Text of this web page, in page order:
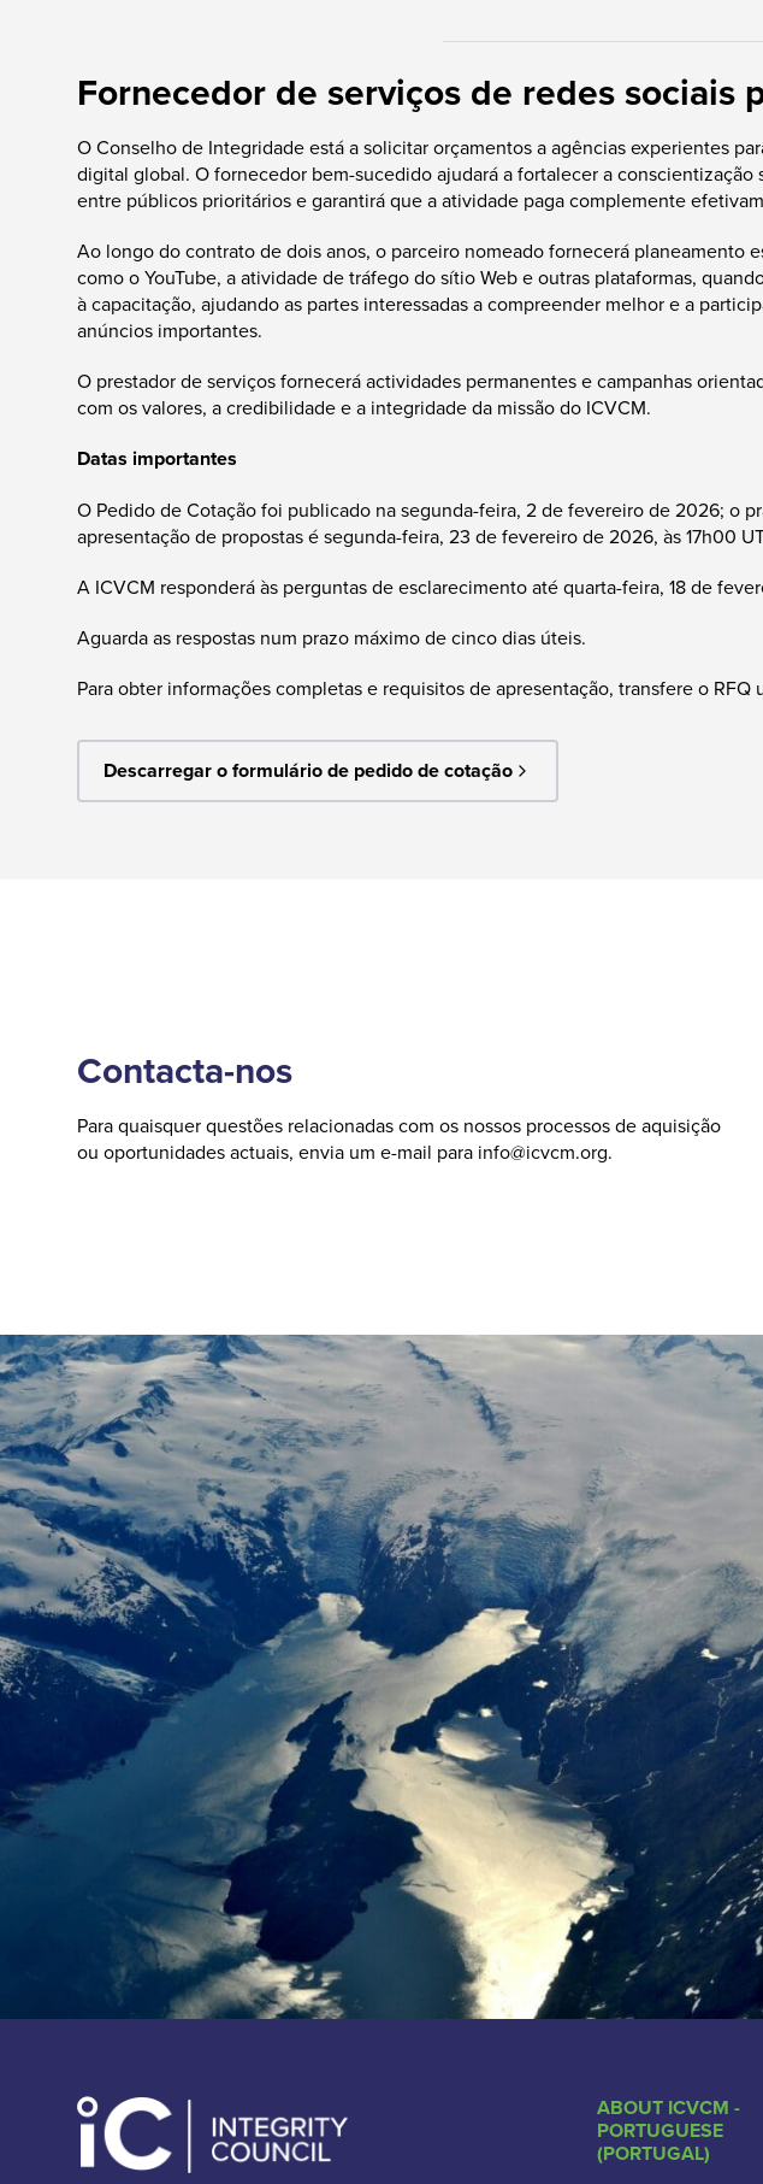
Fornecedor de serviços de redes sociais
O Conselho de Integridade está a solicitar orçamentos a agências experientes
digital global. O fornecedor bem-sucedido ajudará a fortalecer a conscientização
entre públicos prioritários e garantirá que a atividade paga complemente
Ao longo do contrato de dois anos, o parceiro nomeado fornecerá planeamento
como o YouTube, a atividade de tráfego do sítio Web e outras plataformas,
à capacitação, ajudando as partes interessadas a compreender melhor e a
anúncios importantes.
O prestador de serviços fornecerá actividades permanentes e campanhas
com os valores, a credibilidade e a integridade da missão do ICVCM.
Datas importantes
O Pedido de Cotação foi publicado na segunda-feira, 2 de fevereiro de 2026; o
apresentação de propostas é segunda-feira, 23 de fevereiro de 2026, às 17h00
A ICVCM responderá às perguntas de esclarecimento até quarta-feira, 18 de
Aguarda as respostas num prazo máximo de cinco dias úteis.
Para obter informações completas e requisitos de apresentação, transfere o RFQ
Descarregar o formulário de pedido de cotação
Contacta-nos
Para quaisquer questões relacionadas com os nossos processos de aquisição
ou oportunidades actuais, envia um e-mail para info@icvcm.org.
ABOUT ICVCM -
PORTUGUESE
(PORTUGAL)